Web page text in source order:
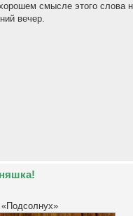
смысле этого слова
вечер.